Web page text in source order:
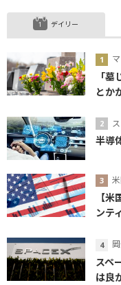
デイリー
「
とか
半導
【
ンテ
スペ
は良